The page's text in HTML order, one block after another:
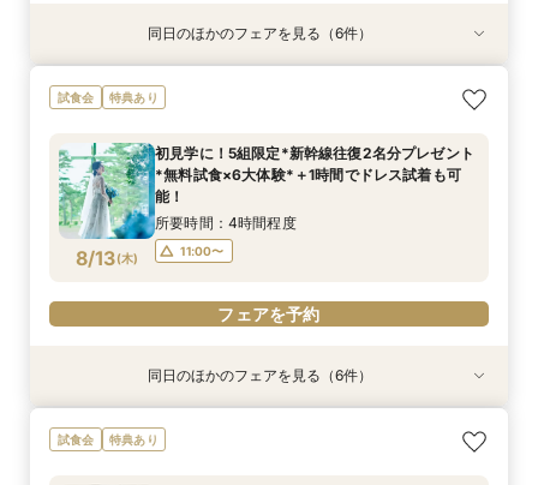
8/12(水)
＼1件目来館特典！5組限定*新幹線往復2名分プ
レゼント／フレンチ＆デザートブッフェ無料試食
所要時間：4時間程度
フェアを予約
8/12(水)
2026年度婚礼応援！挙式料プレゼント付き特別
相談会【家族婚・マタニティウエディングにもお
所要時間：3時間程度
フェアを予約
8/12(水)
【60分だけ】クイック見学会♪＼平日は愛犬と参
加OK／
11:00〜
12:00〜
15:00〜
8/12(水)
【オンライン】映像でチャペル・会場見学＆見積
相談／仮予約OK
11:00〜
12:00〜
フェアを予約
8/12(水)
【品川サロン他】全国サロンでリゾート挙式相談
会～最短60分～
コンシェルジュデスク
所要時間：2時間程度
11:00〜
12:00〜
13:00〜
フェアを予約
8/12(水)
【軽井沢 神前式相談フェア】水辺の独立型神殿
でリゾート和婚
11:00〜
12:00〜
フェアを予約
同日のほかのフェアを見る（6件）
試食会 特典あり
8/13(木)
初見学に！5組限定*新幹線往復2名分プレゼント
*無料試食×6大体験*＋1時間でドレス試着も可
能！
所要時間：4時間程度
11:00〜
フェアを予約
＼1件目来館特典！5組限定*新幹線往復2名分プ
レゼント／フレンチ＆デザートブッフェ無料試食
2026年度婚礼応援！挙式料プレゼント付き特別
相談会【家族婚・マタニティウエディングにもお
【60分だけ】クイック見学会♪＼平日は愛犬と参
加OK／
【オンライン】映像でチャペル・会場見学＆見積
相談／仮予約OK
【品川サロン他】全国サロンでリゾート挙式相談
会～最短60分～
【軽井沢 神前式相談フェア】水辺の独立型神殿
でリゾート和婚
同日のほかのフェアを見る（6件）
試食会 特典あり